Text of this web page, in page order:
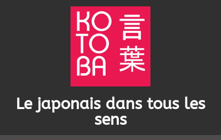
Le japonais dans tous les
sens